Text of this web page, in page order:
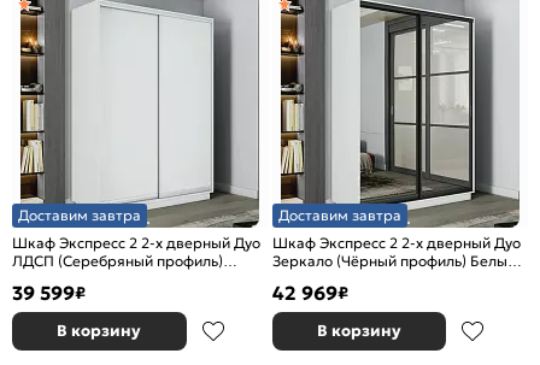
Доставим завтра
Шкаф Экспресс 2 2-х дверный Дуо
ЛДСП (Серебряный профиль)
39 599₽
В корзину
Доставим завтра
Шкаф Экспресс 2 2-х дверный Дуо
Зеркало (Чёрный профиль) Белый
42 969₽
В корзину